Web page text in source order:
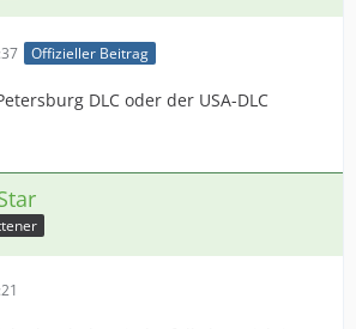
Offizieller Beitrag
DLC oder der USA-DLC